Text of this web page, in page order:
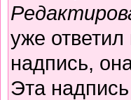
уже
надпись,
Эта